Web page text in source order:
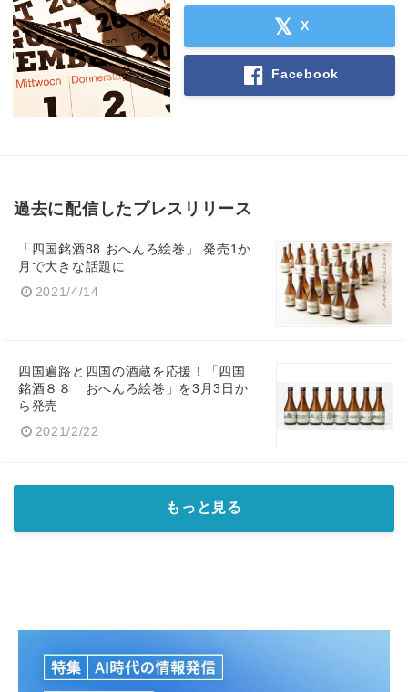
X
Facebook
過去に配信したプレスリリース
「四国銘酒88 おへんろ絵巻」 発売1か
月で大きな話題に
2021/4/14
四国遍路と四国の酒蔵を応援！「四国
銘酒８８ おへんろ絵巻」を3月3日か
ら発売
2021/2/22
もっと見る